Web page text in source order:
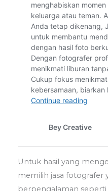
Untuk hasil yang
memilih jasa fotografer
berpengalaman seperti